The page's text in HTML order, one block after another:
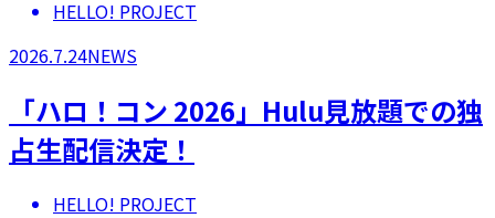
HELLO! PROJECT
2026.7.24NEWS
「ハロ！コン 2026」Hulu見放題での独
占生配信決定！
HELLO! PROJECT